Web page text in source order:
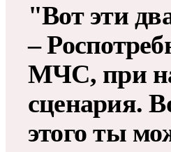
"Вот эти
–
МЧС, при
сценария.
этого ты